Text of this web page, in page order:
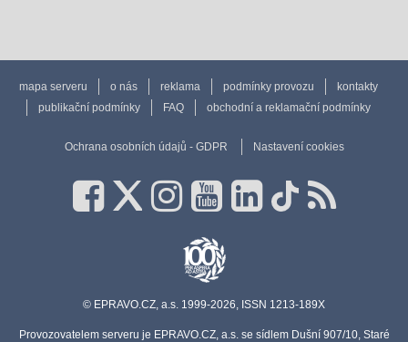
mapa serveru o nás reklama podmínky provozu
kontakty
publikační podmínky
FAQ obchodní a reklamační podmínky
Ochrana osobních údajů - GDPR Nastavení cookies
© EPRAVO.CZ, a.s. 1999-2026, ISSN 1213-189X
Provozovatelem serveru je EPRAVO.CZ, a.s. se sídlem Dušní 907/10, Staré